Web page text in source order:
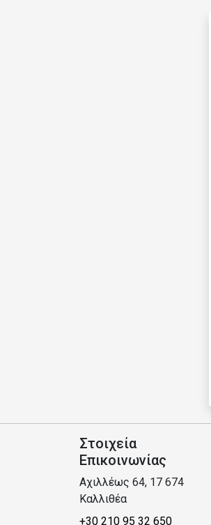
Στοιχεία
Επικοινωνίας
Αχιλλέως 64, 17 674
Καλλιθέα
+30 210 95 32 650